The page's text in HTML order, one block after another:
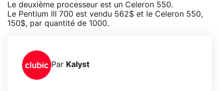
Le deuxième processeur est un Celeron 550.
Le Pentium III 700 est vendu 562$ et le Celeron 550,
150$, par quantité de 1000.
Par Kalyst